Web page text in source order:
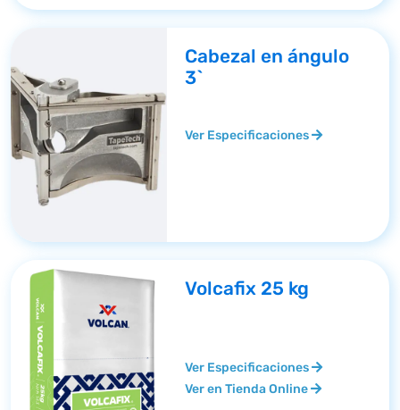
Cabezal en ángulo
3`
Ver Especificaciones
Volcafix 25 kg
Ver Especificaciones
Ver en Tienda Online